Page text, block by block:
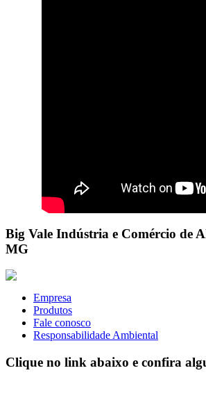
Big Vale Indústria e Comércio de
MG
Empresa
Produtos
Fale conosco
Responsabilidade Ambiental
Clique no link abaixo e confira